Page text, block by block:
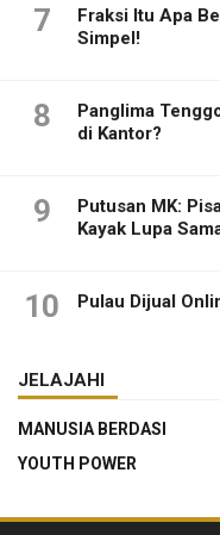
7
Fraksi Itu Apa
Simpel!
8
Panglima
di Kantor?
9
Putusan MK:
Kayak Lupa
10 Pulau Dijual
JELAJAHI
MANUSIA BERDASI
YOUTH POWER